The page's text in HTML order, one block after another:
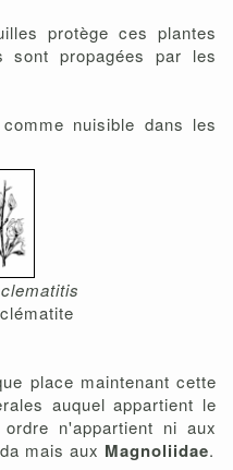
protège ces plantes
sont propagées par les
nuisible dans les
place maintenant cette
auquel appartient le
n'appartient ni aux
mais aux Magnoliidae.